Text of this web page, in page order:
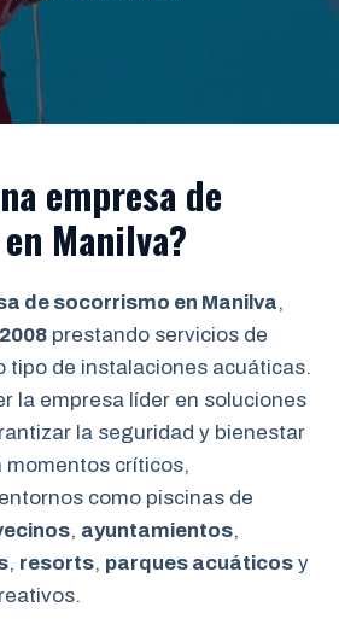
empresa de
Manilva?
de socorrismo en Manilva,
2008 prestando servicios de
tipo de instalaciones acuáticas.
la empresa líder en soluciones
la seguridad y bienestar
momentos críticos,
como piscinas de
, ayuntamientos,
, resorts, parques acuáticos y